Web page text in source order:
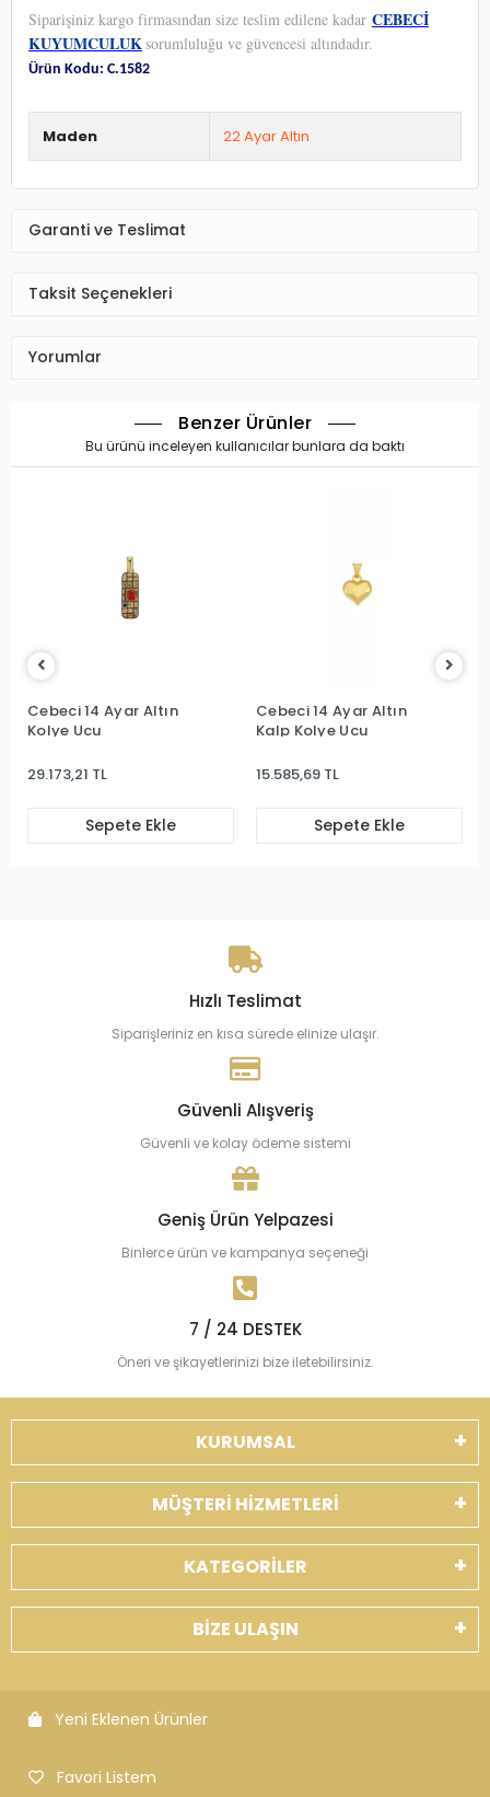
Siparişiniz kargo firmasından size teslim edilene kadar CEBECİ
KUYUMCULUKsorumluluğu ve güvencesi altındadır.
Ürün Kodu: C.1582
Maden 22 Ayar Altın
Garanti ve Teslimat
Taksit Seçenekleri
Yorumlar
Benzer Ürünler
Bu ürünü inceleyen kullanıcılar bunlara da baktı
Cebeci 14 Ayar Altın
Kolye Ucu
29.173,21 TL
Sepete Ekle
Cebeci 14 Ayar Altın
Kalp Kolye Ucu
15.585,69 TL
Sepete Ekle
Hızlı Teslimat
Siparişleriniz en kısa sürede elinize ulaşır.
Güvenli Alışveriş
Güvenli ve kolay ödeme sistemi
Geniş Ürün Yelpazesi
Binlerce ürün ve kampanya seçeneği
7 / 24 DESTEK
Öneri ve şikayetlerinizi bize iletebilirsiniz.
KURUMSAL
MÜŞTERİ HİZMETLERİ
KATEGORİLER
BİZE ULAŞIN
Yeni Eklenen Ürünler
Favori Listem